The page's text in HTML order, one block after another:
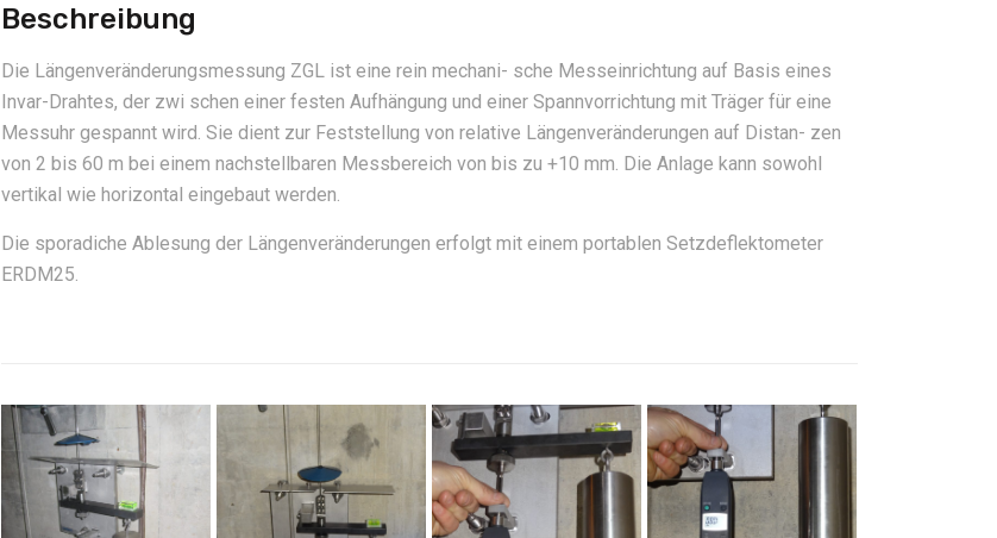
Beschreibung
Die Längenveränderungsmessung ZGL ist eine rein mechani- sche Messeinrichtung auf Basis eines
Invar-Drahtes, der zwi schen einer festen Aufhängung und einer Spannvorrichtung mit Träger für eine
Messuhr gespannt wird. Sie dient zur Feststellung von relative Längenveränderungen auf Distan- zen
von 2 bis 60 m bei einem nachstellbaren Messbereich von bis zu +10 mm. Die Anlage kann sowohl
vertikal wie horizontal eingebaut werden.
Die sporadiche Ablesung der Längenveränderungen erfolgt mit einem portablen Setzdeflektometer
ERDM25.